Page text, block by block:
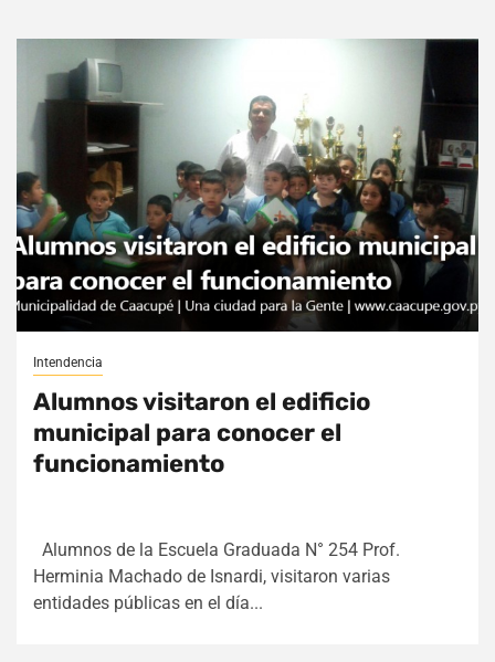
Intendencia
Alumnos visitaron el edificio
municipal para conocer el
funcionamiento
Alumnos de la Escuela Graduada N° 254 Prof.
Herminia Machado de Isnardi, visitaron varias
entidades públicas en el día...